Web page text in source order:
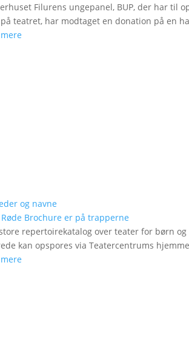
Filurens ungepanel, BUP, der har til
teatret, har modtaget en donation på en
og navne
Røde Brochure er på trapperne
repertoirekatalog over teater for børn
kan opspores via Teatercentrums